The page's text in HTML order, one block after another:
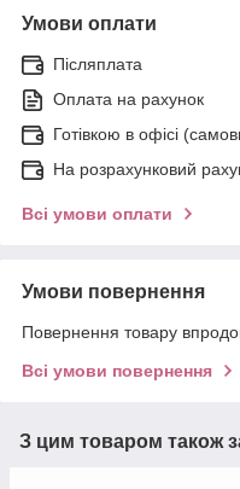
Умови оплати
Післяплата
Оплата на рахунок
Готівкою в офісі
На розрахунковий
Всі умови оплати
Умови повернення
Повернення товару
Всі умови повернення
З цим товаром також